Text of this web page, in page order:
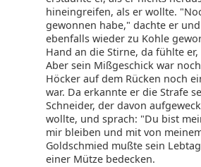
hineingreifen, als er wollte.
gewonnen habe," dachte er
ebenfalls wieder zu Kohle
Hand an die Stirne, da fühlte
Aber sein Mißgeschick war
Höcker auf dem Rücken noch
war. Da erkannte er die Strafe
Schneider, der davon
wollte, und sprach: "Du bist
mir bleiben und mit von
Goldschmied mußte sein
einer Mütze bedecken.